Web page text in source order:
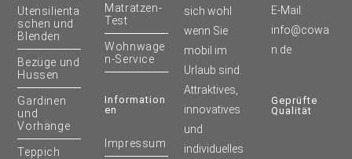
Utensilienta
schen und
Blenden
Bezüge und
Hussen
Gardinen
und
Vorhänge
Teppich
Matratzen-
Test
Wohnwage
n-Service
Information
En
Impressum
sich wohl
wenn Sie
mobil im
Urlaub sind.
Attraktives,
innovatives
und
individuelles
E-Mail:
info@cowa
n.de
Geprüfte
Qualität